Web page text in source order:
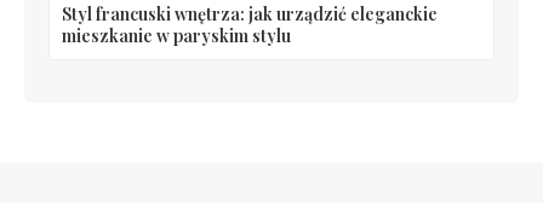
Styl francuski wnętrza: jak urządzić eleganckie
mieszkanie w paryskim stylu